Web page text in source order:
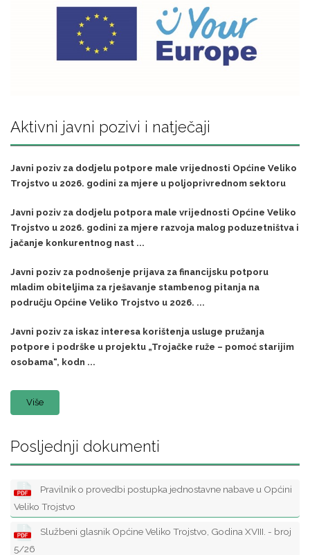
Aktivni javni pozivi i natječaji
Javni poziv za dodjelu potpore male vrijednosti Općine Veliko
Trojstvo u 2026. godini za mjere u poljoprivrednom sektoru
Javni poziv za dodjelu potpora male vrijednosti Općine Veliko
Trojstvo u 2026. godini za mjere razvoja malog poduzetništva i
jačanje konkurentnog nast ...
Javni poziv za podnošenje prijava za financijsku potporu
mladim obiteljima za rješavanje stambenog pitanja na
području Općine Veliko Trojstvo u 2026. ...
Javni poziv za iskaz interesa korištenja usluge pružanja
potpore i podrške u projektu „Trojačke ruže – pomoć starijim
osobama“, kodn ...
Više
Posljednji dokumenti
Pravilnik o provedbi postupka jednostavne nabave u Općini
Veliko Trojstvo
Službeni glasnik Općine Veliko Trojstvo, Godina XVIII. - broj
5/26